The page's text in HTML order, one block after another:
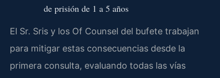
de prisión de 1 a 5 años
El Sr. Sris y los Of Counsel del bufete trabajan
para mitigar estas consecuencias desde la
primera consulta, evaluando todas las vías